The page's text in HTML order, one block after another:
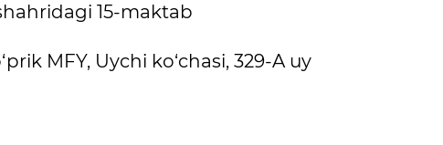
15-maktab
MFY, Uychi ko‘chasi, 329-A uy